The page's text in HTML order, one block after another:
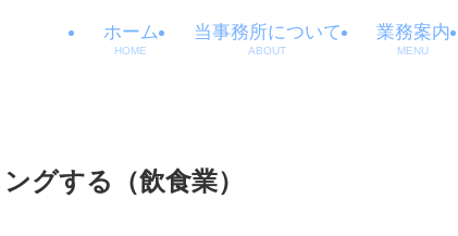
ホーム
HOME
当事務所について
ABOUT
業務案内
MENU
グする（飲食業）